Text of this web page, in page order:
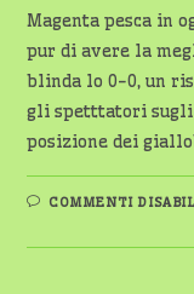
Magenta pesca in
pur di avere la
blinda lo 0-0, un
gli spetttatori
posizione dei
COMMENTI